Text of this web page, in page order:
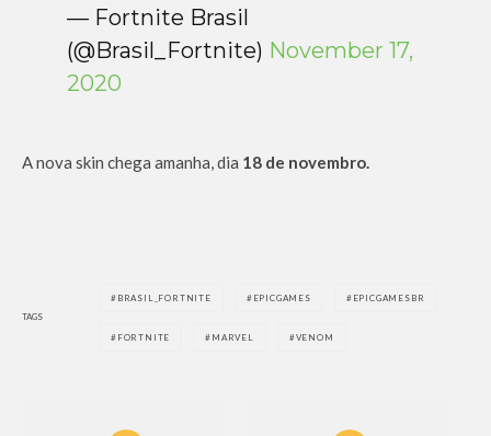
— Fortnite Brasil
(@Brasil_Fortnite) November 17,
2020
A nova skin chega amanha, dia 18 de novembro.
TAGS
BRASIL_FORTNITE EPICGAMES EPICGAMESBR
FORTNITE MARVEL VENOM